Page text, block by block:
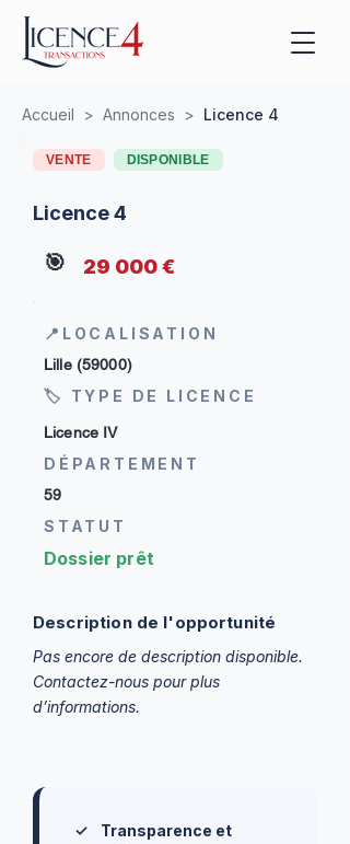
Accueil > Annonces > Licence 4
VENTE DISPONIBLE
Licence 4
🎯 29 000 €
📍LOCALISATION
Lille (59000)
🏷 TYPE DE LICENCE
Licence IV
DÉPARTEMENT
59
STATUT
Dossier prêt
Description de l'opportunité
Pas encore de description disponible.
Contactez-nous pour plus
d’informations.
✓
Transparence et